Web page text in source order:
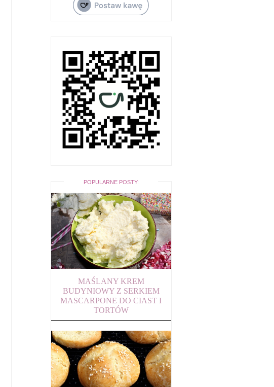
POPULARNE POSTY:
MAŚLANY KREM
BUDYNIOWY Z SERKIEM
MASCARPONE DO CIAST I
TORTÓW